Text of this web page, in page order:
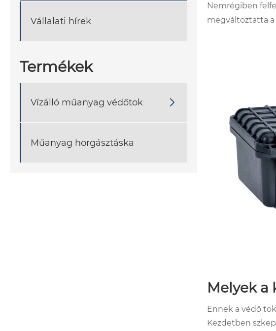
Vállalati hírek
Termékek
Vízálló műanyag védőtok 
Műanyag horgásztáska
Nemrégiben
megváltoztatta
Melyek a
Ennek a védő
Kezdetben